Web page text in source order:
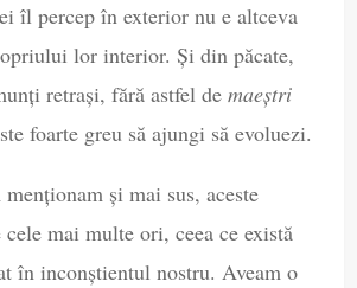
îl percep în exterior nu e altceva
lor interior. Și din păcate,
retrași, fără astfel de maeștri
foarte greu să ajungi să evoluezi.
și mai sus, aceste
mai multe ori, ceea ce există
în inconștientul nostru. Aveam o